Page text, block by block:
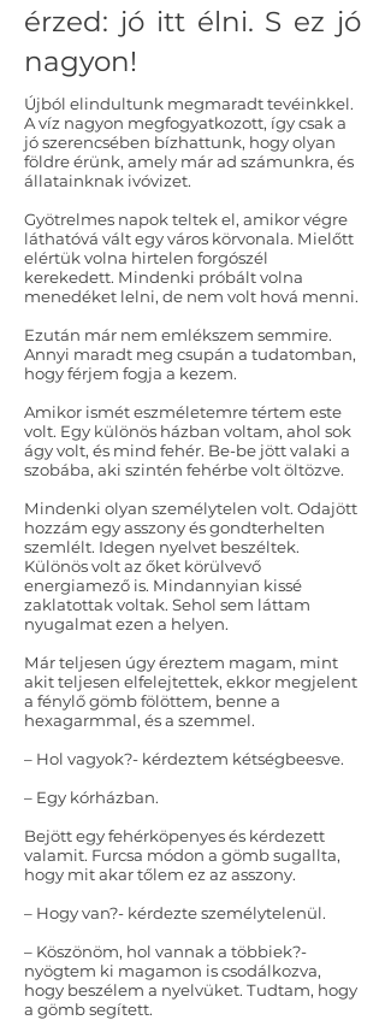
érzed: jó itt élni. S ez jó
nagyon!
Újból elindultunk megmaradt tevéinkkel.
A víz nagyon megfogyatkozott, így csak a
jó szerencsében bízhattunk, hogy olyan
földre érünk, amely már ad számunkra, és
állatainknak ivóvizet.
Gyötrelmes napok teltek el, amikor végre
láthatóvá vált egy város körvonala. Mielőtt
elértük volna hirtelen forgószél
kerekedett. Mindenki próbált volna
menedéket lelni, de nem volt hová menni.
Ezután már nem emlékszem semmire.
Annyi maradt meg csupán a tudatomban,
hogy férjem fogja a kezem.
Amikor ismét eszméletemre tértem este
volt. Egy különös házban voltam, ahol sok
ágy volt, és mind fehér. Be-be jött valaki a
szobába, aki szintén fehérbe volt öltözve.
Mindenki olyan személytelen volt. Odajött
hozzám egy asszony és gondterhelten
szemlélt. Idegen nyelvet beszéltek.
Különös volt az őket körülvevő
energiamező is. Mindannyian kissé
zaklatottak voltak. Sehol sem láttam
nyugalmat ezen a helyen.
Már teljesen úgy éreztem magam, mint
akit teljesen elfelejtettek, ekkor megjelent
a fénylő gömb fölöttem, benne a
hexagarmmal, és a szemmel.
– Hol vagyok?- kérdeztem kétségbeesve.
– Egy kórházban.
Bejött egy fehérköpenyes és kérdezett
valamit. Furcsa módon a gömb sugallta,
hogy mit akar tőlem ez az asszony.
– Hogy van?- kérdezte személytelenül.
– Köszönöm, hol vannak a többiek?-
nyögtem ki magamon is csodálkozva,
hogy beszélem a nyelvüket. Tudtam, hogy
a gömb segített.